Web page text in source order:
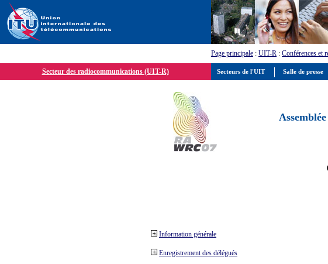
Page principale : UIT-R : Conférences et
Secteur des radiocommunications (UIT-R)
Information générale
Enregistrement des délégués
Secteurs de l'UIT Salle de presse